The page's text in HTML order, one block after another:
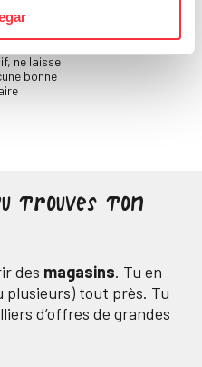
ne laisse
bonne
trouves ton
des magasins. Tu en
plusieurs) tout près. Tu
d’offres de grandes